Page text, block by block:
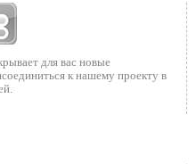
для вас новые
к нашему проекту в